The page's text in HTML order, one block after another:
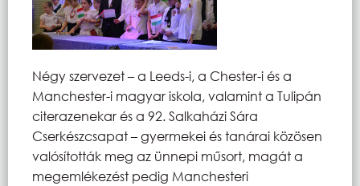
Négy szervezet – a Leeds-i, a Chester-i és a
Manchester-i magyar iskola, valamint a Tulipán
citerazenekar és a 92. Salkaházi Sára
Cserkészcsapat – gyermekei és tanárai közösen
valósították meg az ünnepi műsort, magát a
megemlékezést pedig Manchesteri